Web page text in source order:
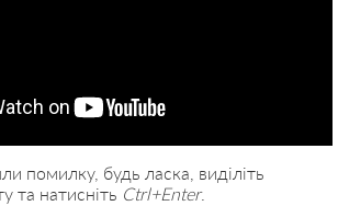
помилку, будь ласка, виділіть
та натисніть Ctrl+Enter.